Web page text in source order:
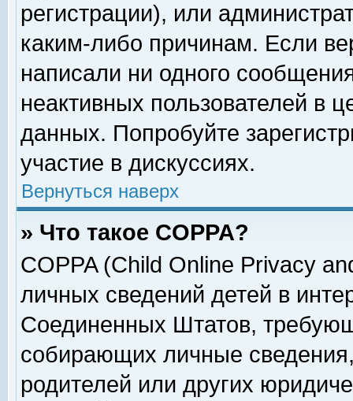
регистрации), или
каким-либо причинам. Если
написали ни одного
неактивных пользователей в
данных. Попробуйте
участие в дискуссиях.
Вернуться наверх
» Что такое COPPA?
COPPA (Child Online Privacy
личных сведений детей в
Соединенных Штатов,
собирающих личные
родителей или других